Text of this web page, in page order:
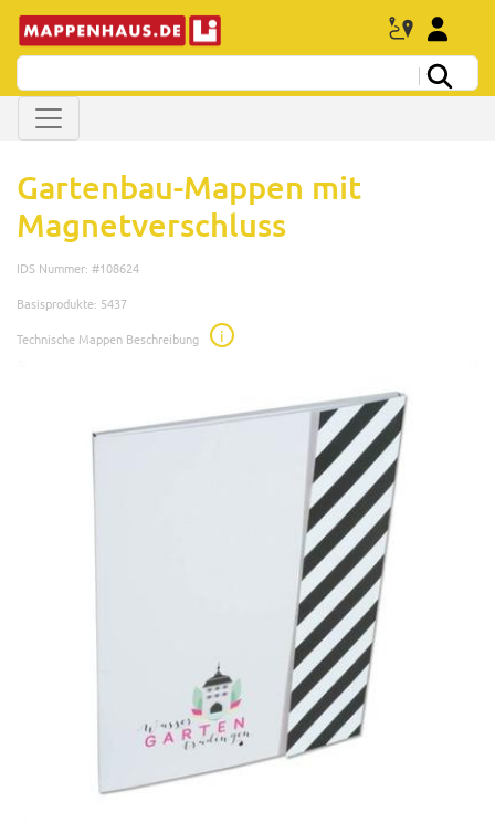
Gartenbau-Mappen mit
Magnetverschluss
IDS Nummer: #108624
Basisprodukte: 5437
Technische Mappen Beschreibung
i